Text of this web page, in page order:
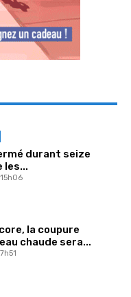
durant seize
les...
la coupure
chaude sera...